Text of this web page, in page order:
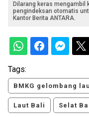
Dilarang keras mengambil
pengindeksan otomatis
Kantor Berita ANTARA.
Tags:
BMKG gelombang
Laut Bali Selat